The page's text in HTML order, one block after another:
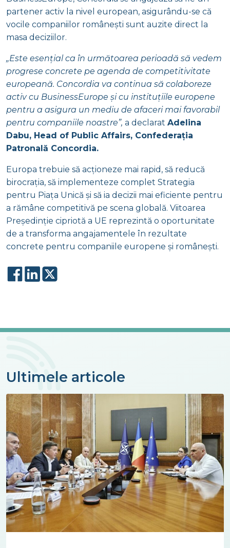
partener activ la nivel european, asigurându-se că
vocile companiilor românești sunt auzite direct la
masa deciziilor.
„Este esențial ca în următoarea perioadă să vedem
progrese concrete pe agenda de competitivitate
europeană. Concordia va continua să colaboreze
activ cu BusinessEurope și cu instituțiile europene
pentru a asigura un mediu de afaceri mai favorabil
pentru companiile noastre”, a declarat Adelina
Dabu, Head of Public Affairs, Confederația
Patronală Concordia.
Europa trebuie să acționeze mai rapid, să reducă
birocrația, să implementeze complet Strategia
pentru Piața Unică și să ia decizii mai eficiente pentru
a rămâne competitivă pe scena globală. Viitoarea
Președinție cipriotă a UE reprezintă o oportunitate
de a transforma angajamentele în rezultate
concrete pentru companiile europene și românești.
Ultimele articole